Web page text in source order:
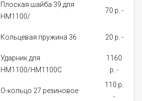
Плоская шайба 39 для
HM1100/
70 p. -
Кольцевая пружина 36 20 p. -
Ударник для
HM1100/HM1100C
1160
p. -
О-кольцо 27 резиновое
110 p.
-